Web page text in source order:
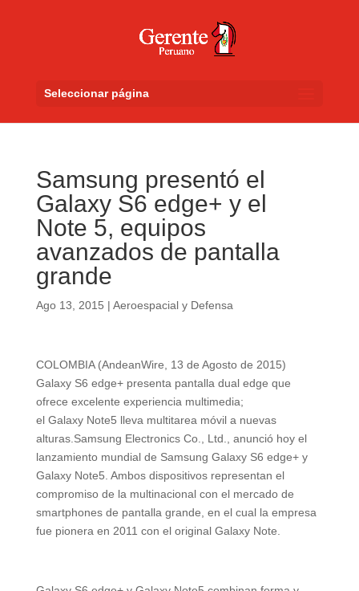
Seleccionar página
Samsung presentó el
Galaxy S6 edge+ y el
Note 5, equipos
avanzados de pantalla
grande
Ago 13, 2015 | Aeroespacial y Defensa
COLOMBIA (AndeanWire, 13 de Agosto de 2015)
Galaxy S6 edge+ presenta pantalla dual edge que
ofrece excelente experiencia multimedia;
el Galaxy Note5 lleva multitarea móvil a nuevas
alturas.Samsung Electronics Co., Ltd., anunció hoy el
lanzamiento mundial de Samsung Galaxy S6 edge+ y
Galaxy Note5. Ambos dispositivos representan el
compromiso de la multinacional con el mercado de
smartphones de pantalla grande, en el cual la empresa
fue pionera en 2011 con el original Galaxy Note.